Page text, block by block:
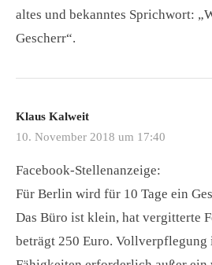
altes und bekanntes Sprichwort:
Gescherr“.
Klaus Kalweit
10. November 2018 um 17:40
Facebook-Stellenanzeige:
Für Berlin wird für 10 Tage ein
Das Büro ist klein, hat vergitterte
beträgt 250 Euro.